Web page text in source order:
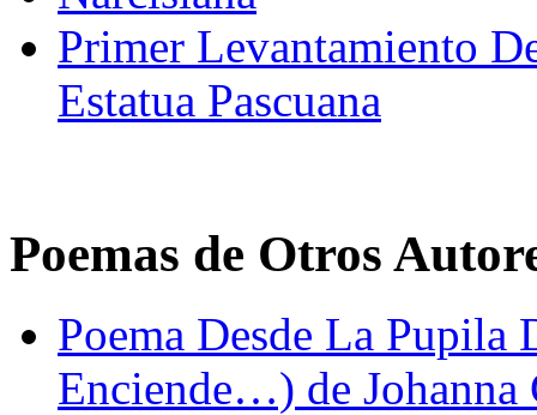
Primer Levantamiento
Estatua Pascuana
Poemas de Otros
Poema Desde La Pupila
Enciende…) de Johanna